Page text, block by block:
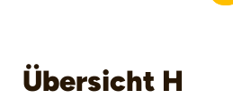
Übersicht H